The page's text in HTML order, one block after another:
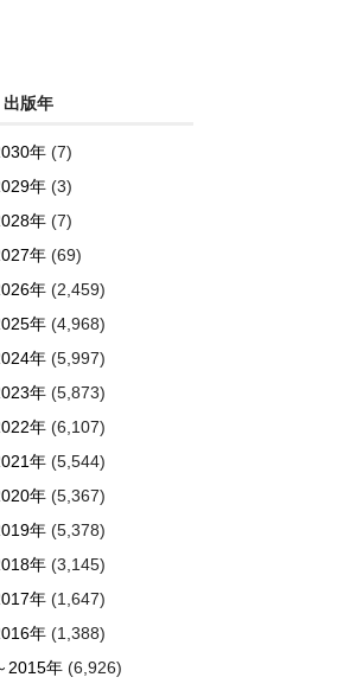
出版年
年 (7)
年 (3)
年 (7)
年 (69)
年 (2,459)
年 (4,968)
年 (5,997)
年 (5,873)
年 (6,107)
年 (5,544)
年 (5,367)
年 (5,378)
年 (3,145)
年 (1,647)
年 (1,388)
2015年 (6,926)